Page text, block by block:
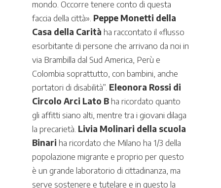
mondo. Occorre tenere conto di questa
faccia della città». Peppe Monetti della
Casa della Carità ha raccontato il «flusso
esorbitante di persone che arrivano da noi in
via Brambilla dal Sud America, Perù e
Colombia soprattutto, con bambini, anche
portatori di disabilità”. Eleonora Rossi di
Circolo Arci Lato Bha ricordato quanto
gli affitti siano alti, mentre tra i giovani dilaga
la precarietà. Livia Molinari della scuola
Binari ha ricordato che Milano ha 1/3 della
popolazione migrante e proprio per questo
è un grande laboratorio di cittadinanza, ma
serve sostenere e tutelare e in questo la